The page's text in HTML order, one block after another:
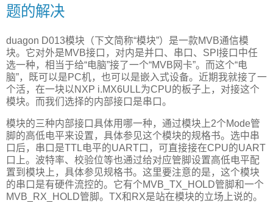
题的解决
duagon D013模块（下文简称“模块”）是一款MVB通信模
块。它对外是MVB接口，对内是并口、串口、SPI接口中任
选一种，相当于给“电脑”接了一个“MVB网卡”。而这个“电
脑”，既可以是PC机，也可以是嵌入式设备。近期我就接了一
个活，在一块以NXP i.MX6ULL为CPU的板子上，对接这个
模块。而我们选择的内部接口是串口。
模块的三种内部接口具体用哪一种，通过模块上2个Mode管
脚的高低电平来设置，具体参见这个模块的规格书。选中串
口后，串口是TTL电平的UART口，可直接接在CPU的UART
口上。波特率、校验位等也通过给对应管脚设置高低电平配
置到模块上，具体参见规格书。这里要注意的是，这个模块
的串口是有硬件流控的。它有个MVB_TX_HOLD管脚和一个
MVB_RX_HOLD管脚。TX和RX是站在模块的立场上说的。